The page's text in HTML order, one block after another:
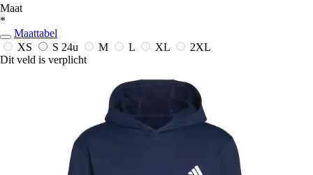
Maat
*
Maattabel
XS
S 24u M L XL
2XL
Dit veld is verplicht